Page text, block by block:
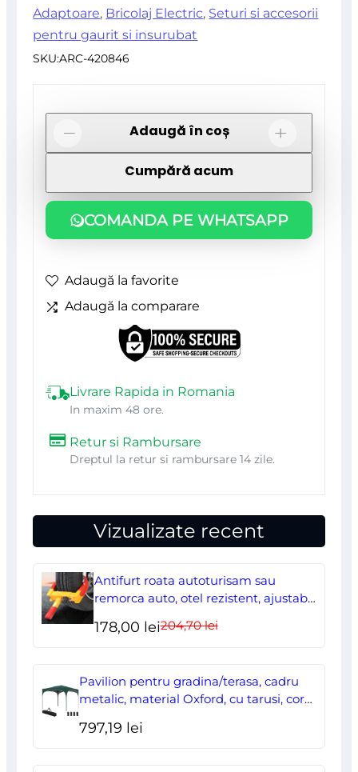
Adaptoare, Bricolaj Electric, Seturi si accesorii
pentru gaurit si insurubat
SKU:ARC-420846
Livrare Rapida in Romania
In maxim 48 ore.
Retur si Rambursare
Dreptul la retur si rambursare 14 zile.
COMANDA PE WHATSAPP
Adaptor,
PLUS
pentru
vidia,
300
Pro
Adaugă în coș
Cumpără acum
Adaugă la favorite
Adaugă la comparare
Vizualizate recent
Antifurt roata autoturisam sau
remorca auto, otel rezistent, ajustabil,
204,70leiPrețul
a
fost:
178,00 lei
Prețul
este:
178,00 lei.
Pavilion pentru gradina/terasa, cadru
metalic, material Oxford, cu tarusi, corzi
2.95×2.95×2.55 m
797,19 lei